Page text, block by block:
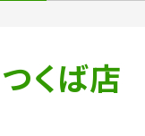
くば店